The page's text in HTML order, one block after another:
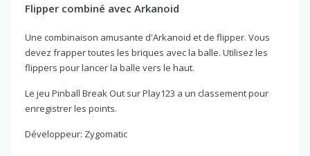
Flipper combiné avec Arkanoid
Une combinaison amusante d'Arkanoid et de flipper. Vous
devez frapper toutes les briques avec la balle. Utilisez les
flippers pour lancer la balle vers le haut.
Le jeu Pinball Break Out sur Play123 a un classement pour
enregistrer les points.
Développeur: Zygomatic